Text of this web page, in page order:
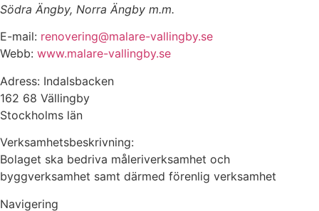
Södra Ängby, Norra Ängby m.m.
E-mail: renovering@malare-vallingby.se
Webb: www.malare-vallingby.se
Adress: Indalsbacken
162 68 Vällingby
Stockholms län
Verksamhetsbeskrivning:
Bolaget ska bedriva måleriverksamhet och
byggverksamhet samt därmed förenlig verksamhet
Navigering